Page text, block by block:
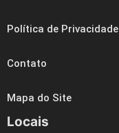
Política de Privacidade
Contato
Mapa do Site
Locais